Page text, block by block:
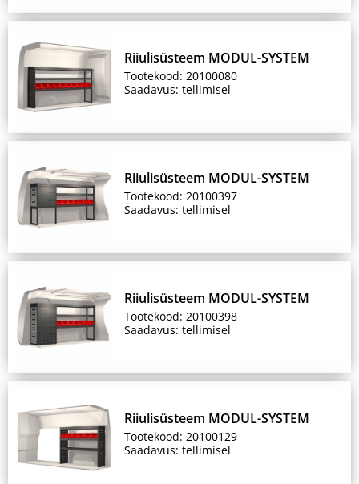
Riiulisüsteem MODUL-SYSTEM
Tootekood: 20100080
Saadavus: tellimisel
Riiulisüsteem MODUL-SYSTEM
Tootekood: 20100397
Saadavus: tellimisel
Riiulisüsteem MODUL-SYSTEM
Tootekood: 20100398
Saadavus: tellimisel
Riiulisüsteem MODUL-SYSTEM
Tootekood: 20100129
Saadavus: tellimisel